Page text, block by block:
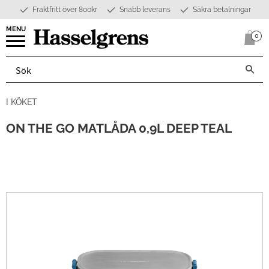
Meny
Fraktfritt över 800kr Snabb leverans Säkra betalningar
0
I KÖKET
ON THE GO MATLÅDA 0,9L DEEP TEAL